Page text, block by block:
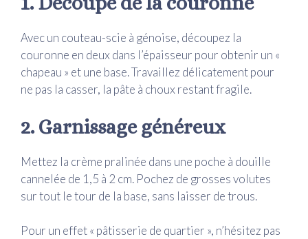
Avec un couteau-scie à génoise, découpez la
couronne en deux dans l’épaisseur pour obtenir un «
chapeau » et une base. Travaillez délicatement pour
ne pas la casser, la pâte à choux restant fragile.
2. Garnissage généreux
Mettez la crème pralinée dans une poche à douille
cannelée de 1,5 à 2 cm. Pochez de grosses volutes
sur tout le tour de la base, sans laisser de trous.
Pour un effet « pâtisserie de quartier », n’hésitez pas